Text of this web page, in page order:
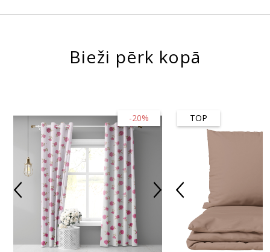
Bieži pērk kopā
-20% TOP